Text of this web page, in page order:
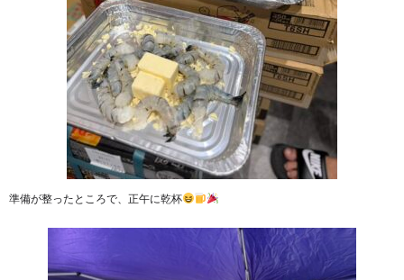
準備が整ったところで、正午に乾杯